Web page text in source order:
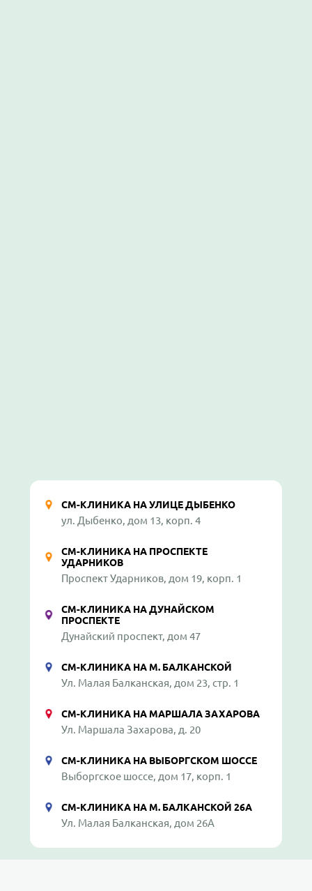
СМ-КЛИНИКА НА УЛИЦЕ ДЫБЕНКО
ул. Дыбенко, дом 13, корп. 4
СМ-КЛИНИКА НА ПРОСПЕКТЕ
УДАРНИКОВ
Проспект Ударников, дом 19, корп. 1
СМ-КЛИНИКА НА ДУНАЙСКОМ
ПРОСПЕКТЕ
Дунайский проспект, дом 47
СМ-КЛИНИКА НА М. БАЛКАНСКОЙ
Ул. Малая Балканская, дом 23, стр. 1
СМ-КЛИНИКА НА МАРШАЛА ЗАХАРОВА
Ул. Маршала Захарова, д. 20
СМ-КЛИНИКА НА ВЫБОРГСКОМ ШОССЕ
Выборгское шоссе, дом 17, корп. 1
СМ-КЛИНИКА НА М. БАЛКАНСКОЙ 26А
Ул. Малая Балканская, дом 26А